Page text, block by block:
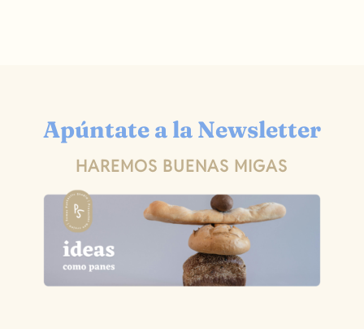
Apúntate a la Newsletter
HAREMOS BUENAS MIGAS